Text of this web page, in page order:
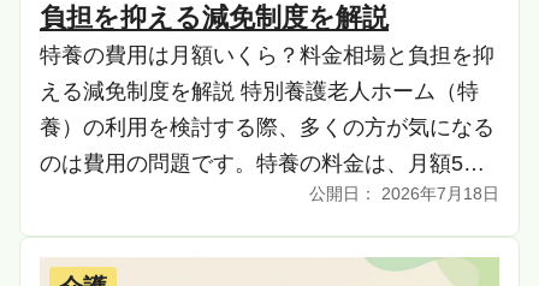
負担を抑える減免制度を解説
特養の費用は月額いくら？料金相場と負担を抑
える減免制度を解説 特別養護老人ホーム（特
養）の利用を検討する際、多くの方が気になる
のは費用の問題です。特養の料金は、月額5万
円から15万円が一般的な目安とされています
が、個々の […]
2026年7月18日